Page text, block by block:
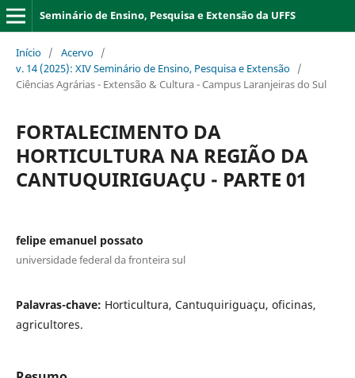
Seminário de Ensino, Pesquisa e Extensão da UFFS
Início / Acervo /
v. 14 (2025): XIV Seminário de Ensino, Pesquisa e Extensão /
Ciências Agrárias - Extensão & Cultura - Campus Laranjeiras do Sul
FORTALECIMENTO DA
HORTICULTURA NA REGIÃO DA
CANTUQUIRIGUAÇU - PARTE 01
felipe emanuel possato
universidade federal da fronteira sul
Palavras-chave: Horticultura, Cantuquiriguaçu, oficinas,
agricultores.